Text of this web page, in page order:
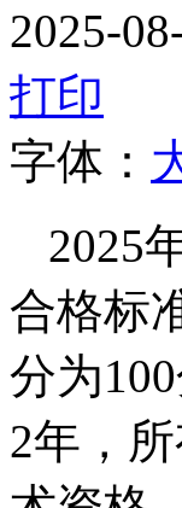
2025-
打印
字体：
2025
合格标
分为
2年，